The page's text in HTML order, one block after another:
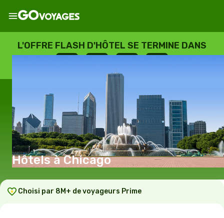
L'OFFRE FLASH D'HÔTEL SE TERMINE DANS
Hôtels à Chicago
Choisi par 8M+ de voyageurs Prime